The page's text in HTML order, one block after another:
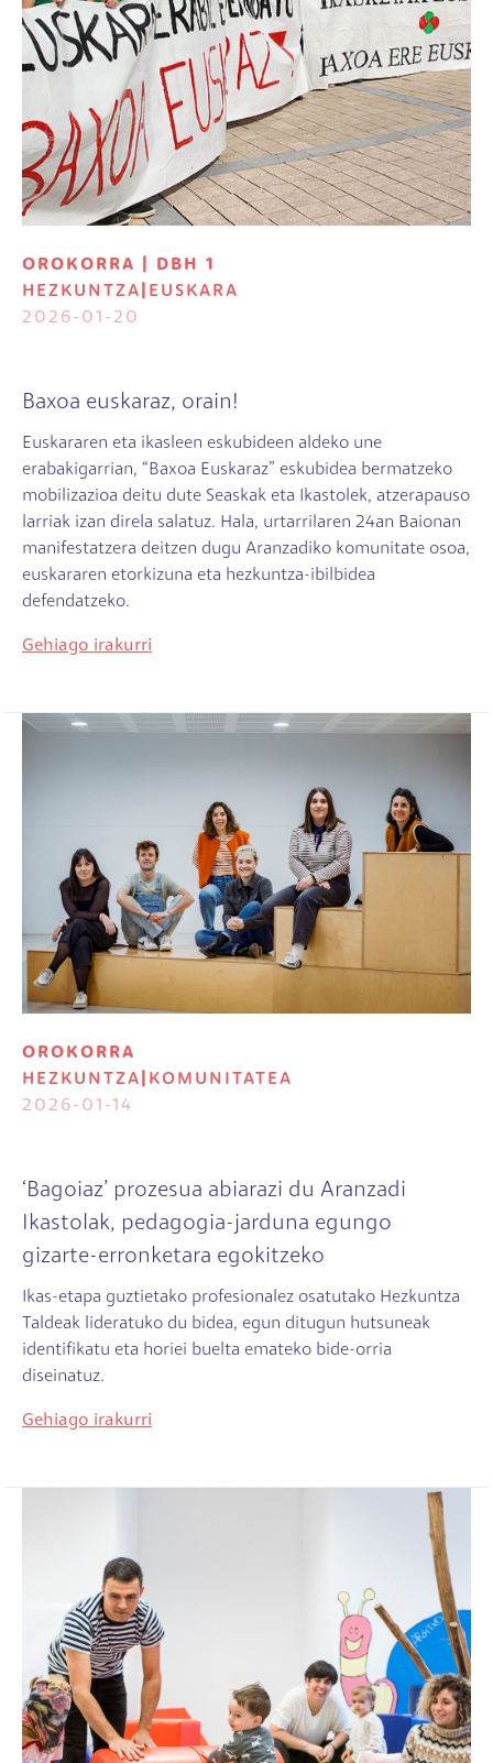
OROKORRA | DBH 1
HEZKUNTZA
EUSKARA
2026-01-20
Baxoa euskaraz, orain!
Euskararen eta ikasleen eskubideen aldeko une
erabakigarrian, “Baxoa Euskaraz” eskubidea bermatzeko
mobilizazioa deitu dute Seaskak eta Ikastolek, atzerapauso
larriak izan direla salatuz. Hala, urtarrilaren 24an Baionan
manifestatzera deitzen dugu Aranzadiko komunitate osoa,
euskararen etorkizuna eta hezkuntza-ibilbidea
defendatzeko.
Gehiago irakurri
Irudia
OROKORRA
HEZKUNTZA
KOMUNITATEA
2026-01-14
‘Bagoiaz’ prozesua abiarazi du Aranzadi
Ikastolak, pedagogia-jarduna egungo
gizarte-erronketara egokitzeko
Ikas-etapa guztietako profesionalez osatutako Hezkuntza
Taldeak lideratuko du bidea, egun ditugun hutsuneak
identifikatu eta horiei buelta emateko bide-orria
diseinatuz.
Gehiago irakurri